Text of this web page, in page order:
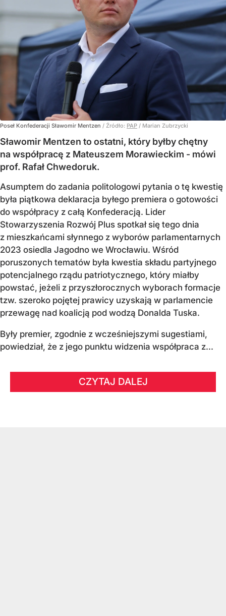
Poseł Konfederacji Sławomir Mentzen / Źródło: PAP / Marian Zubrzycki
Sławomir Mentzen to ostatni, który byłby chętny
na współpracę z Mateuszem Morawieckim - mówi
prof. Rafał Chwedoruk.
Asumptem do zadania politologowi pytania o tę kwestię
była piątkowa deklaracja byłego premiera o gotowości
do współpracy z całą Konfederacją. Lider
Stowarzyszenia Rozwój Plus spotkał się tego dnia
z mieszkańcami słynnego z wyborów parlamentarnych
2023 osiedla Jagodno we Wrocławiu. Wśród
poruszonych tematów była kwestia składu partyjnego
potencjalnego rządu patriotycznego, który miałby
powstać, jeżeli z przyszłorocznych wyborach formacje
tzw. szeroko pojętej prawicy uzyskają w parlamencie
przewagę nad koalicją pod wodzą Donalda Tuska.
Były premier, zgodnie z wcześniejszymi sugestiami,
powiedział, że z jego punktu widzenia współpraca z...
CZYTAJ DALEJ